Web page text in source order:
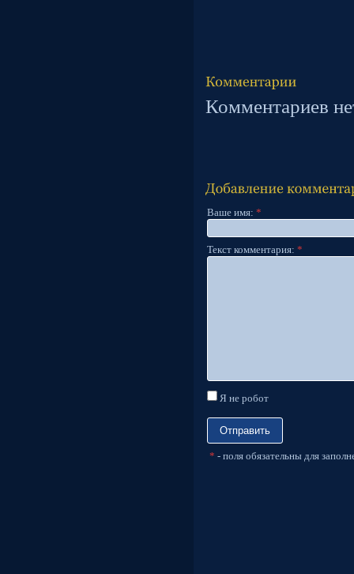
Комментариев
Ваше имя: *
Текст комментария: *
Я не робот
* - поля обязательны для